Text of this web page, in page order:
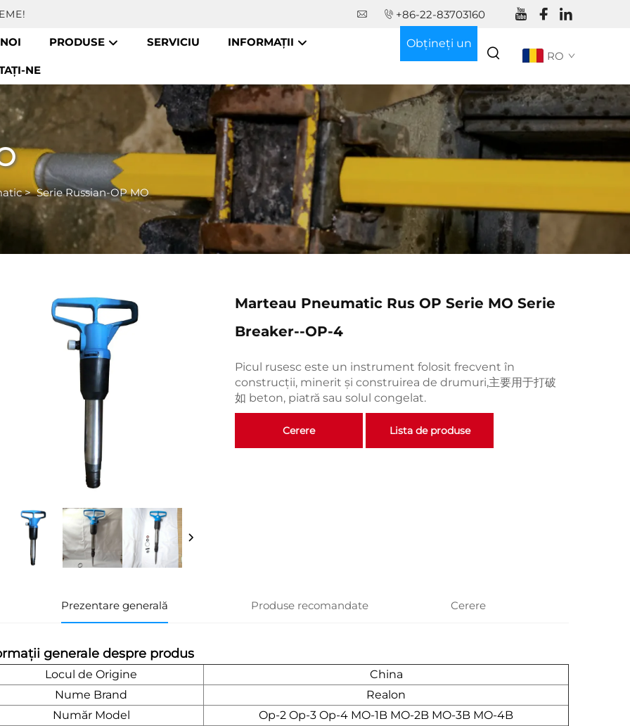
+86-22-83703160
PRODUSE SERVICIU INFORMAȚII
NE
Obțineți un
RO
>Serie Russian-OP MO
Marteau Pneumatic Rus OP Serie MO Serie
Breaker--OP-4
Picul rusesc este un instrument folosit frecvent în
construcții, minerit și construirea de drumuri,主要用于打破
如 beton, piatră sau solul congelat.
Cerere Lista de produse
Prezentare generală Produse recomandate Cerere
generale despre produs
Locul de Origine
China
Nume Brand
Realon
Număr Model
Op-2 Op-3 Op-4 MO-1B MO-2B MO-3B MO-4B